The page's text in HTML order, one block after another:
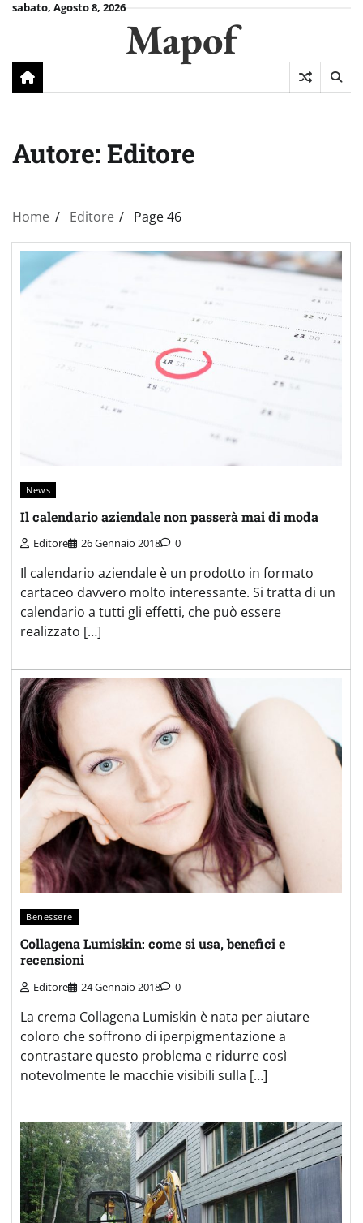
Skipsabato, Agosto 8, 2026
Mapof
Autore: Editore
Home Editore Page 46
News
Il calendario aziendale non passerà mai di moda
Editore 26 Gennaio 2018 0
Il calendario aziendale è un prodotto in formato
cartaceo davvero molto interessante. Si tratta di un
calendario a tutti gli effetti, che può essere
realizzato […]
Benessere
Collagena Lumiskin: come si usa, benefici e
recensioni
Editore 24 Gennaio 2018 0
La crema Collagena Lumiskin è nata per aiutare
coloro che soffrono di iperpigmentazione a
contrastare questo problema e ridurre così
notevolmente le macchie visibili sulla […]